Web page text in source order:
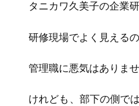
タニカワ久美子の企業
研修現場でよく見える
管理職に悪気はありま
けれども、部下の側で